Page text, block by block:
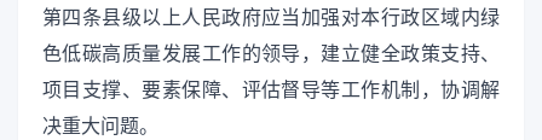
第四条县级以上人民政府应当加强对本行政区域内绿
色低碳高质量发展工作的领导，建立健全政策支持、
项目支撑、要素保障、评估督导等工作机制，协调解
决重大问题。